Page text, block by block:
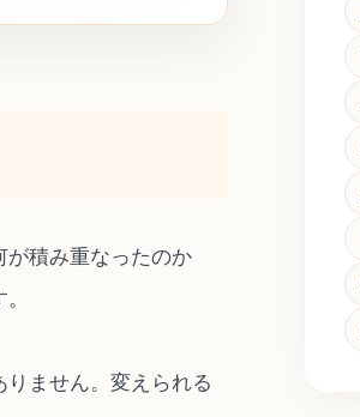
が積み重なったのか
ません。変えられる